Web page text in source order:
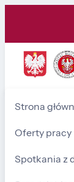
Strona
Oferty pracy
Spotkania z